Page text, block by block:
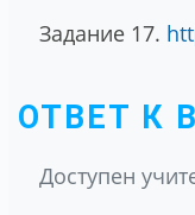
Задание 17.
ОТВЕТ К
Доступен